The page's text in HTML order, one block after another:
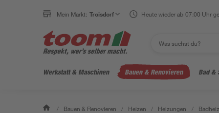
Mein Markt: Troisdorf Heute wieder ab 07:00 Uhr
Werkstatt & Maschinen Bauen & Renovieren Bad &
/ Bauen & Renovieren / Heizen / Heizungen /